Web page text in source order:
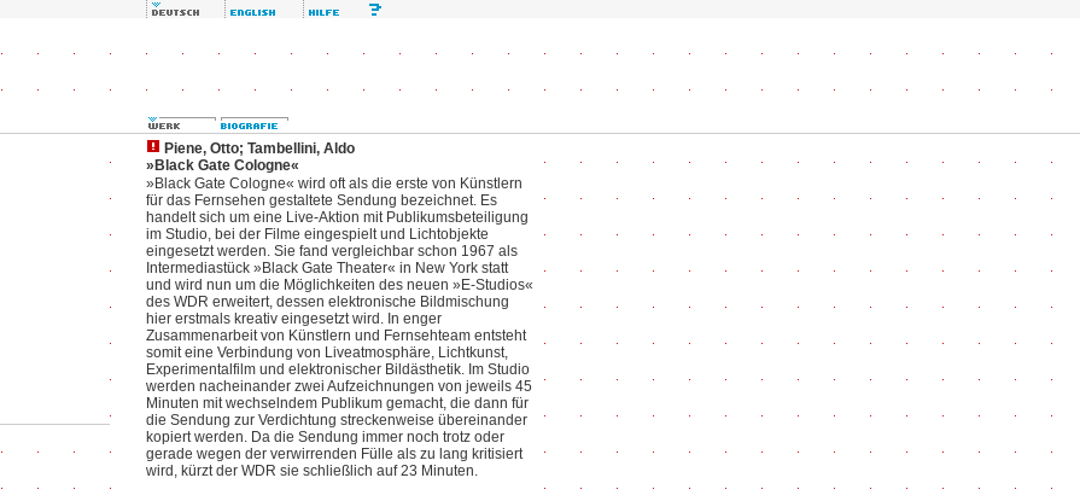
Piene, Otto; Tambellini, Aldo
»Black Gate Cologne«
»Black Gate Cologne« wird oft als die erste von Künstlern
für das Fernsehen gestaltete Sendung bezeichnet. Es
handelt sich um eine Live-Aktion mit Publikumsbeteiligung
im Studio, bei der Filme eingespielt und Lichtobjekte
eingesetzt werden. Sie fand vergleichbar schon 1967 als
Intermediastück »Black Gate Theater« in New York statt
und wird nun um die Möglichkeiten des neuen »E-Studios«
des WDR erweitert, dessen elektronische Bildmischung
hier erstmals kreativ eingesetzt wird. In enger
Zusammenarbeit von Künstlern und Fernsehteam entsteht
somit eine Verbindung von Liveatmosphäre, Lichtkunst,
Experimentalfilm und elektronischer Bildästhetik. Im Studio
werden nacheinander zwei Aufzeichnungen von jeweils 45
Minuten mit wechselndem Publikum gemacht, die dann für
die Sendung zur Verdichtung streckenweise übereinander
kopiert werden. Da die Sendung immer noch trotz oder
gerade wegen der verwirrenden Fülle als zu lang kritisiert
wird, kürzt der WDR sie schließlich auf 23 Minuten.